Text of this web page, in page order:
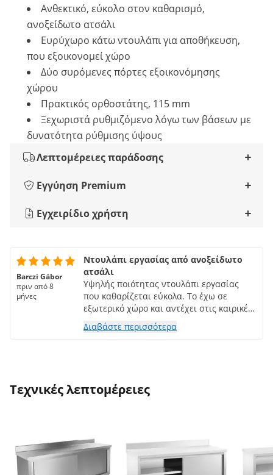
Ανθεκτικό, εύκολο στον καθαρισμό,
ανοξείδωτο ατσάλι
Ευρύχωρο κάτω ντουλάπι για αποθήκευση,
που εξοικονομεί χώρο
Δύο συρόμενες πόρτες εξοικονόμησης
χώρου
Πρακτικός ορθοστάτης, 115 mm
Ξεχωριστά ρυθμιζόμενο λόγω των βάσεων με
δυνατότητα ρύθμισης ύψους
Λεπτομέρειες παράδοσης
Εγγύηση Premium
Εγχειρίδιο χρήστη
Barczi Gábor
πριν από 8
μήνες
Ντουλάπι εργασίας από ανοξείδωτο
ατσάλι
Υψηλής ποιότητας ντουλάπι εργασίας
που καθαρίζεται εύκολα. Το έχω σε
εξωτερικό χώρο και αντέχει στις καιρικές
συνθήκες.
Διαβάστε περισσότερα
Τεχνικές λεπτομέρειες